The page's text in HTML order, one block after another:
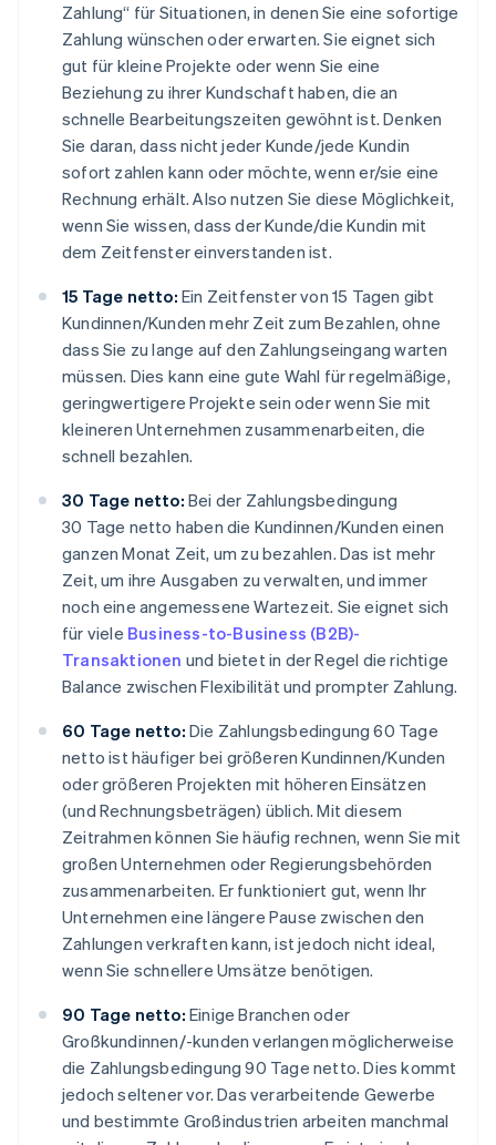
Zahlung“ für Situationen, in denen Sie eine sofortige
Zahlung wünschen oder erwarten. Sie eignet sich
gut für kleine Projekte oder wenn Sie eine
Beziehung zu ihrer Kundschaft haben, die an
schnelle Bearbeitungszeiten gewöhnt ist. Denken
Sie daran, dass nicht jeder Kunde/jede Kundin
sofort zahlen kann oder möchte, wenn er/sie eine
Rechnung erhält. Also nutzen Sie diese Möglichkeit,
wenn Sie wissen, dass der Kunde/die Kundin mit
dem Zeitfenster einverstanden ist.
15 Tage netto: Ein Zeitfenster von 15 Tagen gibt
Kundinnen/Kunden mehr Zeit zum Bezahlen, ohne
dass Sie zu lange auf den Zahlungseingang warten
müssen. Dies kann eine gute Wahl für regelmäßige,
geringwertigere Projekte sein oder wenn Sie mit
kleineren Unternehmen zusammenarbeiten, die
schnell bezahlen.
30 Tage netto: Bei der Zahlungsbedingung
30 Tage netto haben die Kundinnen/Kunden einen
ganzen Monat Zeit, um zu bezahlen. Das ist mehr
Zeit, um ihre Ausgaben zu verwalten, und immer
noch eine angemessene Wartezeit. Sie eignet sich
für viele Business-to-Business (B2B)-
Transaktionen und bietet in der Regel die richtige
Balance zwischen Flexibilität und prompter Zahlung.
60 Tage netto: Die Zahlungsbedingung 60 Tage
netto ist häufiger bei größeren Kundinnen/Kunden
oder größeren Projekten mit höheren Einsätzen
(und Rechnungsbeträgen) üblich. Mit diesem
Zeitrahmen können Sie häufig rechnen, wenn Sie mit
großen Unternehmen oder Regierungsbehörden
zusammenarbeiten. Er funktioniert gut, wenn Ihr
Unternehmen eine längere Pause zwischen den
Zahlungen verkraften kann, ist jedoch nicht ideal,
wenn Sie schnellere Umsätze benötigen.
90 Tage netto: Einige Branchen oder
Großkundinnen/-kunden verlangen möglicherweise
die Zahlungsbedingung 90 Tage netto. Dies kommt
jedoch seltener vor. Das verarbeitende Gewerbe
und bestimmte Großindustrien arbeiten manchmal